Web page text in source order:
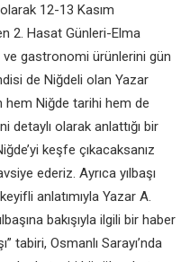
12-13 Kasım
2. Hasat Günleri-Elma
gastronomi ürünlerini gün
de Niğdeli olan Yazar
hem Niğde tarihi hem de
detaylı olarak anlattığı bir
keşfe çıkacaksanız
ederiz. Ayrıca yılbaşı
anlatımıyla Yazar A.
bakışıyla ilgili bir haber
tabiri, Osmanlı Sarayı’nda